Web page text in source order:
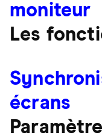
moniteur
Les
écrans